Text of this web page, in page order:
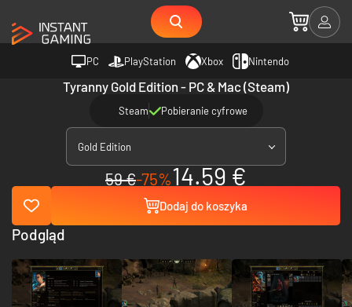
PC PlayStation Xbox Nintendo
Tyranny Gold Edition - PC & Mac (Steam)
Steam Pobieranie cyfrowe
Gold Edition
59 €-75%14.59 €
Dodaj do koszyka
Podgląd